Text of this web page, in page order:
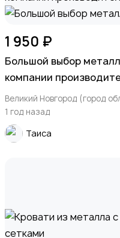
1 950 ₽
Большой выбор
компании
Великий Новгород (город
1 год назад
Таиса